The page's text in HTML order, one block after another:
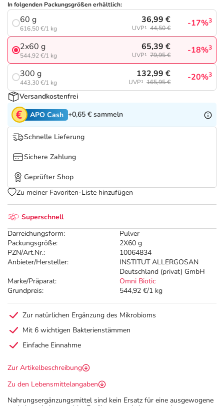
Tierapotheke
Vitamine & Mineralstoffe
Marken
Salus Deals
Superschnell
Darreichungsform:
Pulver
Packungsgröße:
2X60 g
PZN/Art.Nr.:
10064834
Anbieter/Hersteller:
INSTITUT ALLERGOSAN
Deutschland (privat) GmbH
Marke/Präparat:
Omni Biotic
Grundpreis:
544,92 €/1 kg
In folgenden Packungsgrößen erhältlich:
60 g
616,50 €/1 kg
36,99 €
UVP¹ 44,50 € -17%3
2x60 g
544,92 €/1 kg
65,39 €
UVP¹ 79,95 € -18%3
300 g
443,30 €/1 kg
132,99 €
UVP¹ 165,95 € -20%3
Versandkostenfrei
APO Cash +0,65 € sammeln
Schnelle Lieferung
Sichere Zahlung
Geprüfter Shop
Zu meiner Favoriten-Liste hinzufügen
Zur natürlichen Ergänzung des Mikrobioms
Mit 6 wichtigen Bakterienstämmen
Einfache Einnahme
Zur Artikelbeschreibung
Zu den Lebensmittelangaben
Nahrungsergänzungsmittel sind kein Ersatz für eine ausgewogene